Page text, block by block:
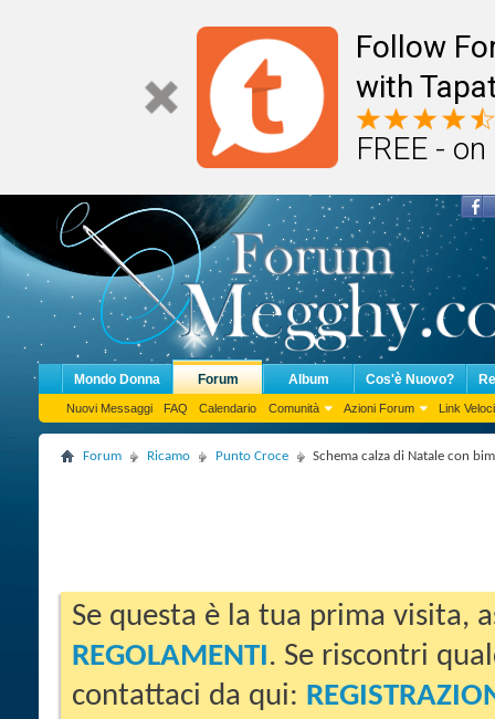
Follow
with
FREE -
Mondo Donna Forum
Nuovi Messaggi FAQ Calendario Comunità Azioni Forum Link Veloci
Album Cos'è Nuovo?
Forum Ricamo Punto Croce Schema calza di Natale con
Se questa è la tua prima visita,
REGOLAMENTI. Se riscontri
contattaci da qui: